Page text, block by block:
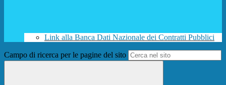
Link alla Banca Dati Nazionale dei Contratti Pubblici
Campo di ricerca per le pagine del sito